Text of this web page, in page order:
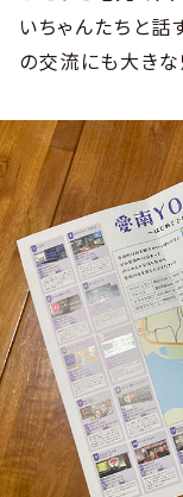
いちゃんたちと話
の交流にも大きな